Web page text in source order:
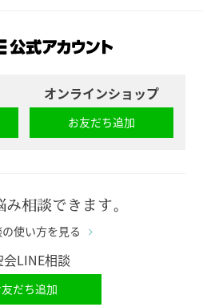
オンラインショップ
お友だち追加
相談できます。
使い方を見る
会LINE相談
だち追加